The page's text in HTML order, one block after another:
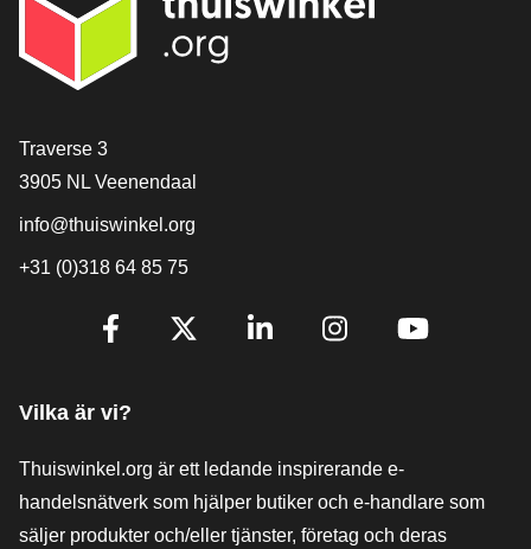
[_General:Contact]
Traverse 3
3905 NL Veenendaal
info@thuiswinkel.org
+31 (0)318 64 85 75
[_General:SocialMediaTitle]
Vilka är vi?
Thuiswinkel.org är ett ledande inspirerande e-
handelsnätverk som hjälper butiker och e-handlare som
säljer produkter och/eller tjänster, företag och deras